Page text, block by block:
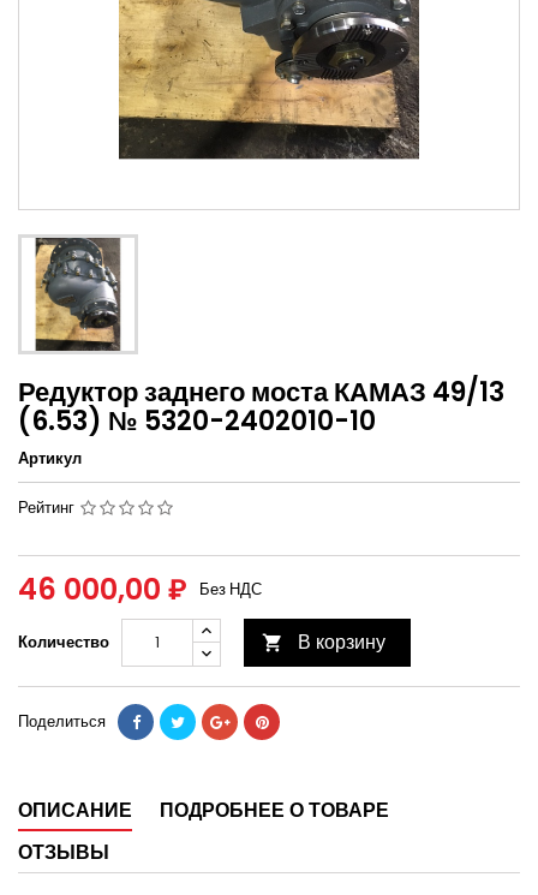
Редуктор заднего моста КАМАЗ 49/13
(6.53) № 5320-2402010-10
Артикул
Рейтинг
46 000,00 ₽ Без НДС
Количество  В корзину
Поделиться
ОПИСАНИЕ
ПОДРОБНЕЕ О ТОВАРЕ
ОТЗЫВЫ